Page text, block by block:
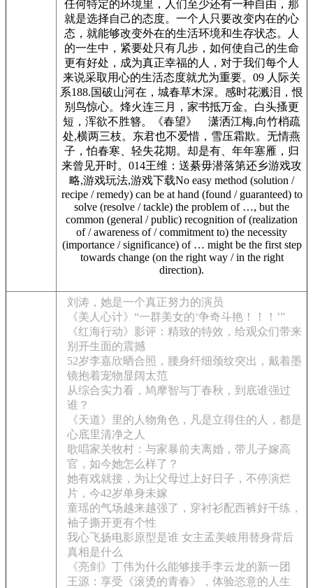
任何特定的环境里，人们至少还有一种自由，那
就是选择自己的态度。一个人只要改变内在的心
态，就能够改变外在的生活环境和生存状态。人
的一生中，紧要处只有几步，如何使自己的生命
更有好处，成为真正幸福的人，对于我们每个人
来说采取用心的生活态度就尤为重要。09 人际关
系188.国破山河在，城春草木深。感时花溅泪，恨
别鸟惊心。烽火连三月，家书抵万金。白头搔更
短，浑欲不胜簪。《春望》 潇洒江梅,向竹梢疏
处,横两三枝。东君也不爱惜，雪压霜欺。无情燕
子，怕春寒、轻失花期。却是有、年年塞雁，归
来曾见开时。014王维：送綦毋潜落第还乡游戏攻
略,游戏玩法,游戏下载No easy method (solution /
recipe / remedy) can be at hand (found / guaranteed) to
solve (resolve / tackle) the problem of …, but the
common (general / public) recognition of (realization
of / awareness of / commitment to) the necessity
(importance / significance) of … might be the first step
towards change (on the right way / in the right
direction).
刘涛，她是一个真正努力的演员
《美人心计》“一群美女的‘争奇斗艳！！！’”
《红海行动》影评：精致的特效，给观众们带来
别开生面的震撼
52岁李嘉欣晒合照，腰身纤细颈纹突出，戴着墨
镜抱着宠物显阔太范
从综合实力看，鸠摩智与丁春秋，到底谁强过
谁？
《天道》里的人物角色，凡是立得住的人，都是
心底里清净之人
歌唱家关牧村：与家暴前夫离婚，带儿子嫁高
官，如今她怎么样了？
她有戏就接，为让父母过上好日子，不停演烂
片，今42岁单身未嫁
童瑶的气场越来越强了，穿衬衫配西裤好干练，
袖子撕开更有个性
我心飞扬电影原型是谁 女主孟美岐用替身背后
真相是什么
《亮剑》丁伟为什么能够接手李云龙的新一团
王源：享受《滚烫的青春》，体验恣意的人生